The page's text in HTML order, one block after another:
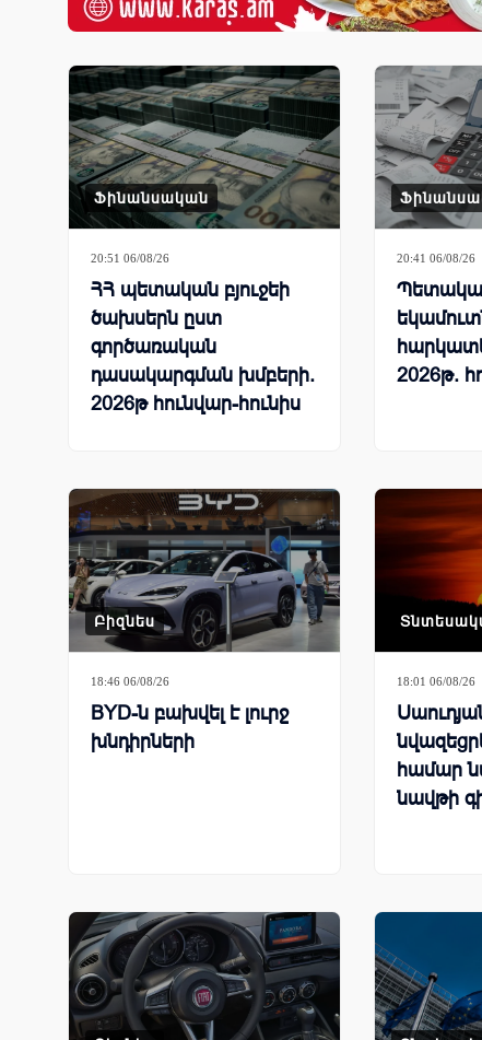
Ֆինանսական
20:51 06/08/26
ՀՀ պետական բյուջեի
ծախսերն ըստ
գործառական
դասակարգման խմբերի.
2026թ հունվար-հունիս
20:41 06/08/26
2026թ.
Բիզնես
18:46 06/08/26
BYD-ն բախվել է լուրջ
խնդիրների
18:01 06/08/26
համար
նավթի